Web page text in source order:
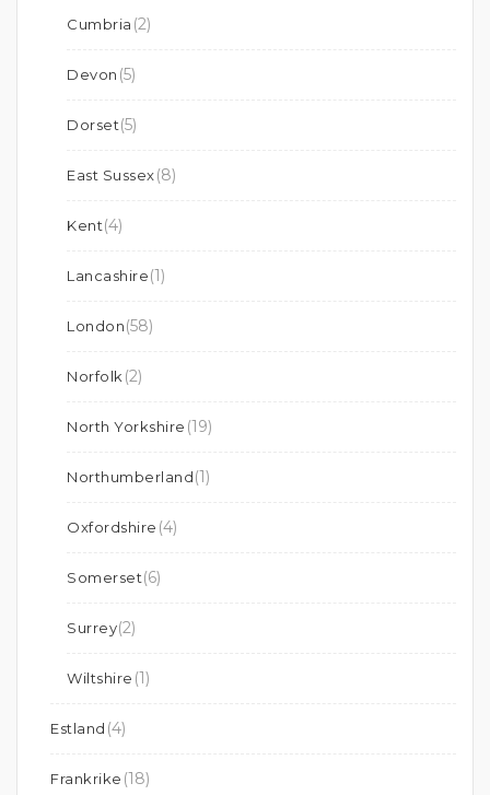
Cumbria (2)
Devon (5)
Dorset(5)
East Sussex(8)
Kent(4)
Lancashire(1)
London(58)
Norfolk (2)
North Yorkshire (19)
Northumberland(1)
Oxfordshire (4)
Somerset(6)
Surrey(2)
Wiltshire (1)
Estland (4)
Frankrike (18)